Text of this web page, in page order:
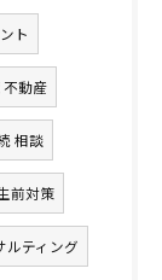
ト
不動産
相談
前対策
ルティング